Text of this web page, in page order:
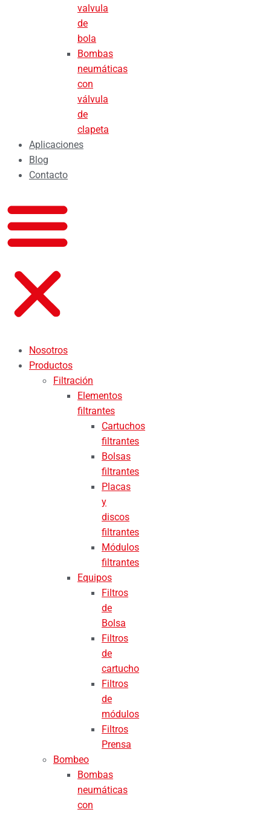
valvula
de
bola
Bombas
neumáticas
con
válvula
de
clapeta
Aplicaciones
Blog
Contacto
Nosotros
Productos
Filtración
Elementos
filtrantes
Cartuchos
filtrantes
Bolsas
filtrantes
Placas
y
discos
filtrantes
Módulos
filtrantes
Equipos
Filtros
de
Bolsa
Filtros
de
cartucho
Filtros
de
módulos
Filtros
Prensa
Bombeo
Bombas
neumáticas
con